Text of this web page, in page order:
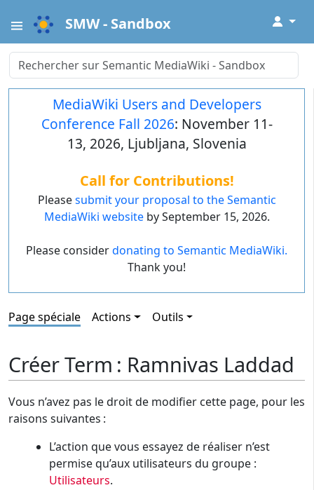
SMW - Sandbox ↓
MediaWiki Users and Developers
Conference Fall 2026: November 11-
13, 2026, Ljubljana, Slovenia
Call for Contributions!
Pleasesubmit your proposal to the Semantic
MediaWiki websiteby September 15, 2026.
Please considerdonating to Semantic MediaWiki.
Thank you!
Page spéciale Actions Outils
Créer Term : Ramnivas Laddad
Vous n’avez pas le droit de modifier cette page, pour les
raisons suivantes :
L’action que vous essayez de réaliser n’est
permise qu’aux utilisateurs du groupe :
Utilisateurs.